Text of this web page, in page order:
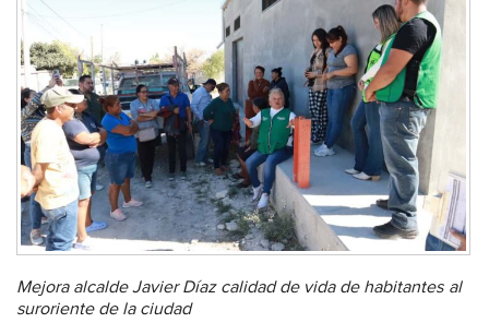
Mejora alcalde Javier Díaz calidad de vida de habitantes al
suroriente de la ciudad